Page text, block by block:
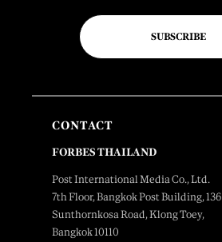
SUBSCRIBE
CONTACT
FORBES THAILAND
Post International Media Co., Ltd.
7th Floor, Bangkok Post Building, 136
Sunthornkosa Road, Klong Toey,
Bangkok 10110